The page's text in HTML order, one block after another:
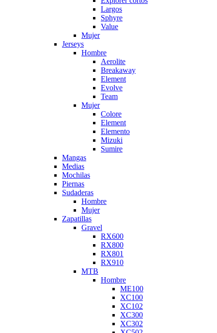
Largos
Sphyre
Value
Mujer
Jerseys
Hombre
Aerolite
Breakaway
Element
Evolve
Team
Mujer
Colore
Element
Elemento
Mizuki
Sumire
Mangas
Medias
Mochilas
Piernas
Sudaderas
Hombre
Mujer
Zapatillas
Gravel
RX600
RX800
RX801
RX910
MTB
Hombre
ME100
XC100
XC102
XC300
XC302